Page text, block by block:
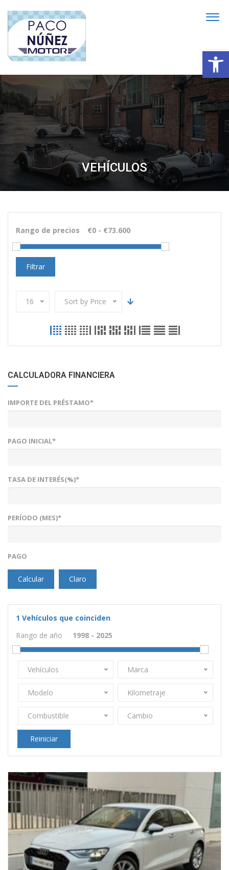
VEHÍCULOS
Rango de precios
Filtrar
16 Sort by Price
CALCULADORA FINANCIERA
IMPORTE DEL PRÉSTAMO*
PAGO INICIAL*
TASA DE INTERÉS(%)*
PERÍODO (MES)*
PAGO
Calcular Claro
1 Vehículos que coinciden
Rango de año
Vehículos Marca
Modelo Kilometraje
Combustible Cambio
Reiniciar